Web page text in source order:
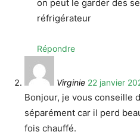
on peut le garder des
réfrigérateur
Répondre
Virginie 22 janvier
Bonjour, je vous conseille
séparément car il perd
fois chauffé.